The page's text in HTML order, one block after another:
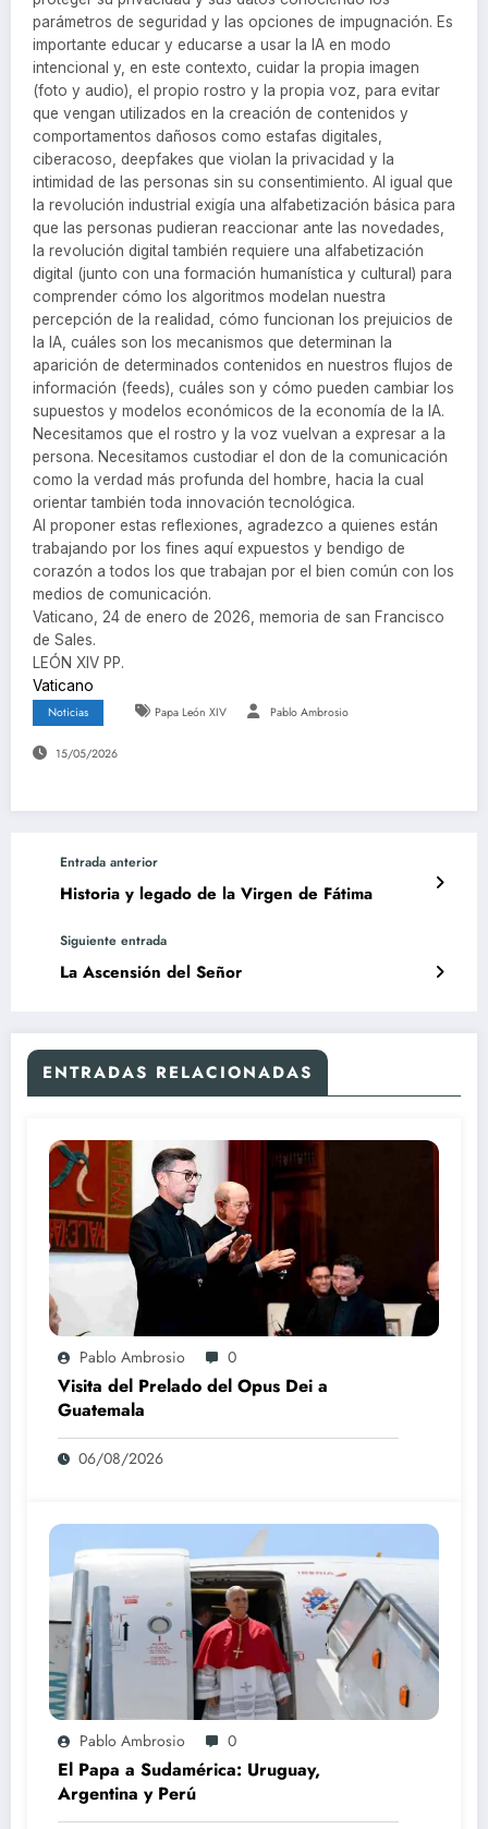
parámetros de seguridad y las opciones de impugnación. Es
importante educar y educarse a usar la IA en modo
intencional y, en este contexto, cuidar la propia imagen
(foto y audio), el propio rostro y la propia voz, para evitar
que vengan utilizados en la creación de contenidos y
comportamentos dañosos como estafas digitales,
ciberacoso, deepfakes que violan la privacidad y la
intimidad de las personas sin su consentimiento. Al igual que
la revolución industrial exigía una alfabetización básica para
que las personas pudieran reaccionar ante las novedades,
la revolución digital también requiere una alfabetización
digital (junto con una formación humanística y cultural) para
comprender cómo los algoritmos modelan nuestra
percepción de la realidad, cómo funcionan los prejuicios de
la IA, cuáles son los mecanismos que determinan la
aparición de determinados contenidos en nuestros flujos de
información (feeds), cuáles son y cómo pueden cambiar los
supuestos y modelos económicos de la economía de la IA.
Necesitamos que el rostro y la voz vuelvan a expresar a la
persona. Necesitamos custodiar el don de la comunicación
como la verdad más profunda del hombre, hacia la cual
orientar también toda innovación tecnológica.
Al proponer estas reflexiones, agradezco a quienes están
trabajando por los fines aquí expuestos y bendigo de
corazón a todos los que trabajan por el bien común con los
medios de comunicación.
Vaticano, 24 de enero de 2026, memoria de san Francisco
de Sales.
LEÓN XIV PP.
Vaticano
Noticias Papa León XIV Pablo Ambrosio
15/05/2026
Entrada anterior
Historia y legado de la Virgen de Fátima
Siguiente entrada
La Ascensión del Señor
ENTRADAS RELACIONADAS
Pablo Ambrosio 0
Visita del Prelado del Opus Dei a
Guatemala
06/08/2026
Pablo Ambrosio 0
El Papa a Sudamérica: Uruguay,
Argentina y Perú